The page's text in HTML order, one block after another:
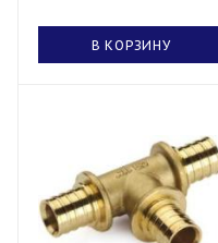
В КОРЗИНУ